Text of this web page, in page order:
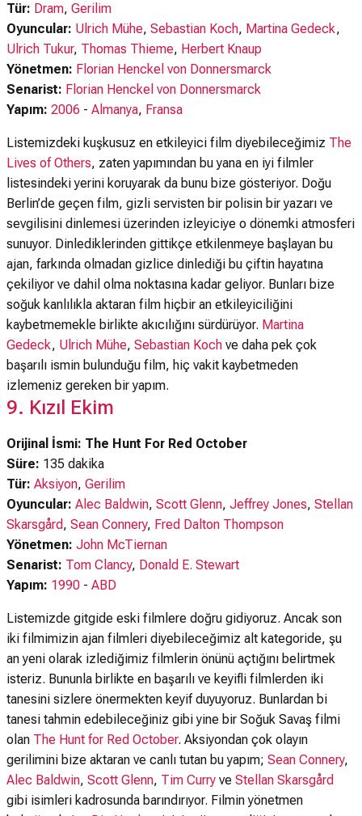
Tür: Dram, Gerilim
Oyuncular: Ulrich Mühe, Sebastian Koch, Martina Gedeck,
Ulrich Tukur, Thomas Thieme, Herbert Knaup
Yönetmen: Florian Henckel von Donnersmarck
Senarist: Florian Henckel von Donnersmarck
Yapım: 2006 - Almanya, Fransa
Listemizdeki kuşkusuz en etkileyici film diyebileceğimiz The
Lives of Others, zaten yapımından bu yana en iyi filmler
listesindeki yerini koruyarak da bunu bize gösteriyor. Doğu
Berlin’de geçen film, gizli servisten bir polisin bir yazarı ve
sevgilisini dinlemesi üzerinden izleyiciye o dönemki atmosferi
sunuyor. Dinlediklerinden gittikçe etkilenmeye başlayan bu
ajan, farkında olmadan gizlice dinlediği bu çiftin hayatına
çekiliyor ve dahil olma noktasına kadar geliyor. Bunları bize
soğuk kanlılıkla aktaran film hiçbir an etkileyiciliğini
kaybetmemekle birlikte akıcılığını sürdürüyor. Martina
Gedeck, Ulrich Mühe, Sebastian Koch ve daha pek çok
başarılı ismin bulunduğu film, hiç vakit kaybetmeden
izlemeniz gereken bir yapım.
9. Kızıl Ekim
Orijinal İsmi: The Hunt For Red October
Süre: 135 dakika
Tür: Aksiyon, Gerilim
Oyuncular: Alec Baldwin, Scott Glenn, Jeffrey Jones, Stellan
Skarsgård, Sean Connery, Fred Dalton Thompson
Yönetmen: John McTiernan
Senarist: Tom Clancy, Donald E. Stewart
Yapım: 1990 - ABD
Listemizde gitgide eski filmlere doğru gidiyoruz. Ancak son
iki filmimizin ajan filmleri diyebileceğimiz alt kategoride, şu
an yeni olarak izlediğimiz filmlerin önünü açtığını belirtmek
isteriz. Bununla birlikte en başarılı ve keyifli filmlerden iki
tanesini sizlere önermekten keyif duyuyoruz. Bunlardan bi
tanesi tahmin edebileceğiniz gibi yine bir Soğuk Savaş filmi
olan The Hunt for Red October. Aksiyondan çok olayın
gerilimini bize aktaran ve canlı tutan bu yapım; Sean Connery,
Alec Baldwin, Scott Glenn, Tim Curry ve Stellan Skarsgård
gibi isimleri kadrosunda barındırıyor. Filmin yönetmen